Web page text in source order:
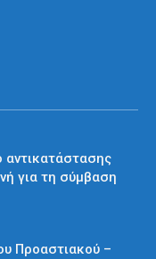
αντικατάστασης
για τη σύμβαση
Προαστιακού –